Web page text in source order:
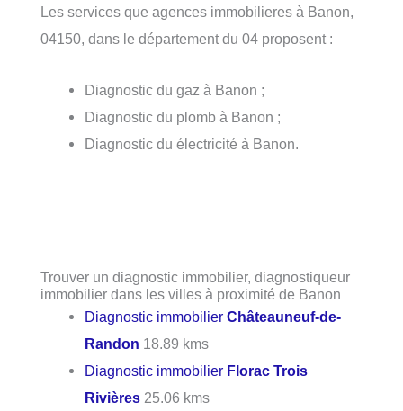
Les services que agences immobilieres à Banon,
04150, dans le département du 04 proposent :
Diagnostic du gaz à Banon ;
Diagnostic du plomb à Banon ;
Diagnostic du électricité à Banon.
Trouver un diagnostic immobilier, diagnostiqueur
immobilier dans les villes à proximité de Banon
Diagnostic immobilierChâteauneuf-de-
Randon 18.89 kms
Diagnostic immobilier Florac Trois
Rivières 25.06 kms